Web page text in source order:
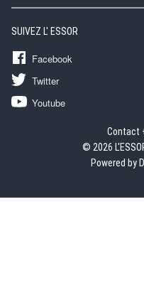
SUIVEZ L' ESSOR
Facebook
Twitter
Youtube
Contact
© 2026
Powered by